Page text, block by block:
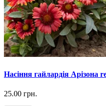
Насіння гайлардія Арізона
25.00 грн.